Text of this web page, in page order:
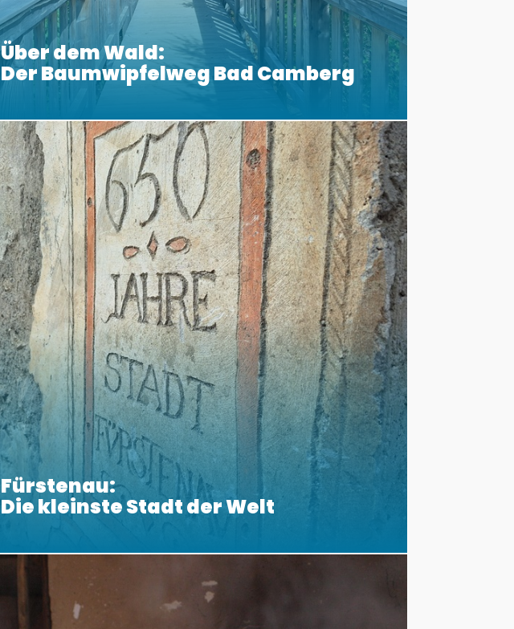
Über dem Wald:
Der Baumwipfelweg Bad Camberg
Fürstenau:
Die kleinste Stadt der Welt